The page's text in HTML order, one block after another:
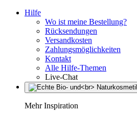
Hilfe
Wo ist meine Bestellung?
Rücksendungen
Versandkosten
Zahlungsmöglichkeiten
Kontakt
Alle Hilfe-Themen
Live-Chat
Mehr Inspiration